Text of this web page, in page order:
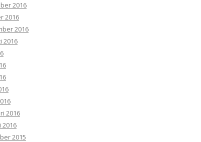
2016
2016
2016
2016
2016
2016
2015